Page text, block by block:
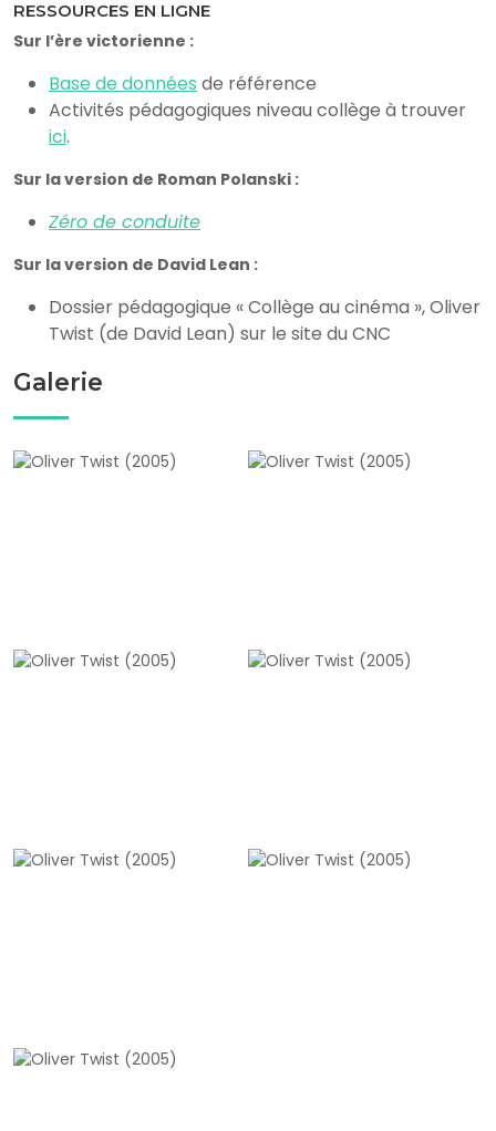
RESSOURCES EN LIGNE
Sur l’ère victorienne :
Base de données de référence
Activités pédagogiques niveau collège à trouver
ici.
Sur la version de Roman Polanski :
Zéro de conduite
Sur la version de David Lean :
Dossier pédagogique « Collège au cinéma », Oliver
Twist (de David Lean) sur le site du CNC
Galerie